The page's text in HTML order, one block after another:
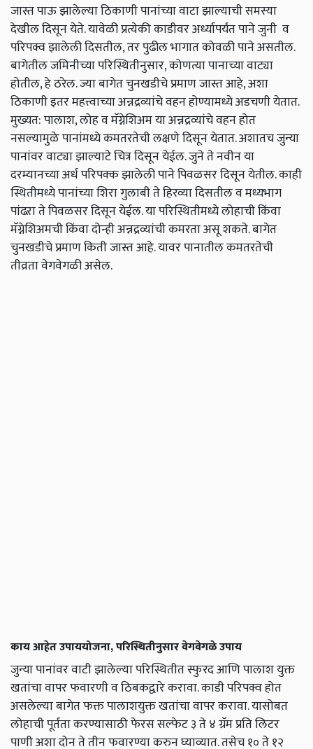
जास्त पाऊ झालेल्या ठिकाणी पानांच्या वाटा झाल्याची समस्या
देखील दिसून येते. यावेळी प्रत्येकी काडीवर अर्ध्यापर्यंत पाने जुनी व
परिपक्व झालेली दिसतील,तर पुढील भागात कोवळी पाने असतील.
बागेतील जमिनीच्या परिस्थितीनुसार,कोणत्या पानाच्या वाट्या
होतील,हे ठरेल. ज्या बागेत चुनखडीचे प्रमाण जास्त आहे,अशा
ठिकाणी इतर महत्त्वाच्या अन्नद्रव्यांचे वहन होण्यामध्ये अडचणी येतात.
मुख्यत: पालाश,लोह व मॅग्नेशिअम या अन्नद्रव्यांचे वहन होत
नसल्यामुळे पानांमध्ये कमतरतेची लक्षणे दिसून येतात. अशातच जुन्या
पानांवर वाट्या झाल्याटे चित्र दिसून येईल. जुने ते नवीन या
दरम्यानच्या अर्ध परिपक्क झालेली पाने पिवळसर दिसून येतील. काही
स्थितीमध्ये पानांच्या शिरा गुलाबी ते हिरव्या दिसतील व मध्यभाग
पांढऱा ते पिवळसर दिसून येईल. या परिस्थितीमध्ये लोहाची किंवा
मॅग्नेशिअमची किंवा दोन्ही अन्नद्रव्यांची कमरता असू शकते. बागेत
चुनखडीचे प्रमाण किती जास्त आहे. यावर पानातील कमतरतेची
तीव्रता वेगवेगळी असेल.
काय आहेत उपाययोजना,परिस्थितीनुसार वेगवेगळे उपाय
जुन्या पानांवर वाटी झालेल्या परिस्थितीत स्फुरद आणि पालाश युक्त
खतांचा वापर फवारणी व ठिबकद्वारे करावा. काडी परिपक्व होत
असलेल्या बागेत फक्त पालाशयुक्त खतांचा वापर करावा. यासोबत
लोहाची पूर्तता करण्यासाठी फेरस सल्फेट ३ ते ४ ग्रॅम प्रति लिटर
पाणी अशा दोन ते तीन फवारण्या करुन घ्याव्यात. तसेच १० ते १२